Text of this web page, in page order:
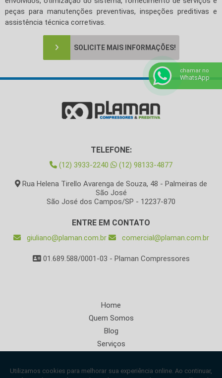
peças para manutenções preventivas, inspeções preditivas e
assistência técnica corretivas.
SOLICITE MAIS INFORMAÇÕES!
TELEFONE:
(12) 3933-2240 (12) 98133-4877
Rua Helena Tirello Avarenga de Souza, 48 - Palmeiras de
São José
São José dos Campos/SP - 12237-870
ENTRE EM CONTATO
giuliano@plaman.com.br comercial@plaman.com.br
01.689.588/0001-03 - Plaman Compressores
Home
Quem Somos
Blog
Serviços
Contato
chamar no
WhatsApp